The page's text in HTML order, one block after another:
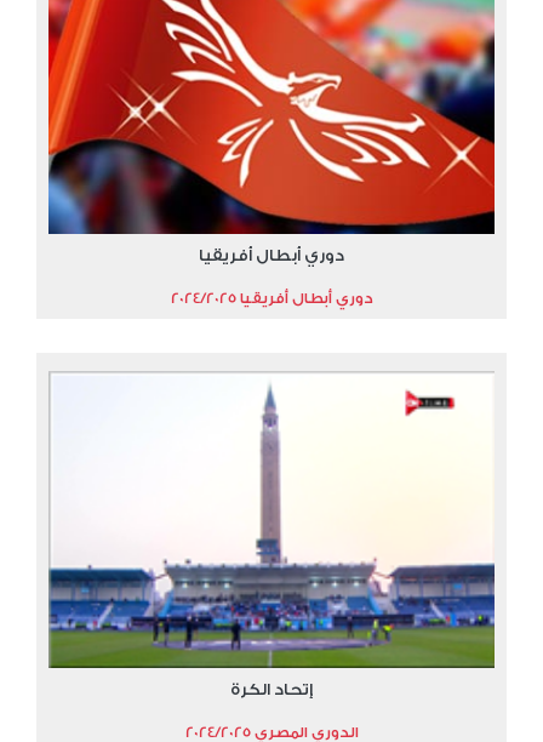
دوري أبطال أفريقيا
دوري أبطال أفريقيا 2024/2025
إتحاد الكرة
الدوري المصري 2024/2025